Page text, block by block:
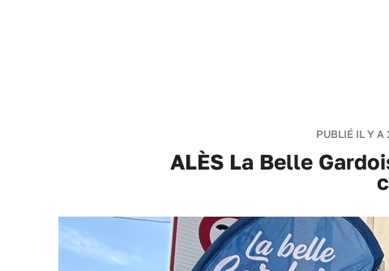
PUBLIÉ IL Y A
ALÈS La Belle